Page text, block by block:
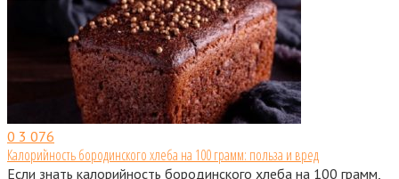
0 3 076
Калорийность бородинского хлеба на 100 грамм: польза и вред
Если знать калорийность бородинского хлеба на 100 грамм,